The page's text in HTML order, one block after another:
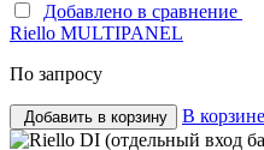
Добавлено в сравнение
Riello MULTIPANEL
По запросу
Добавить в корзину В корзине